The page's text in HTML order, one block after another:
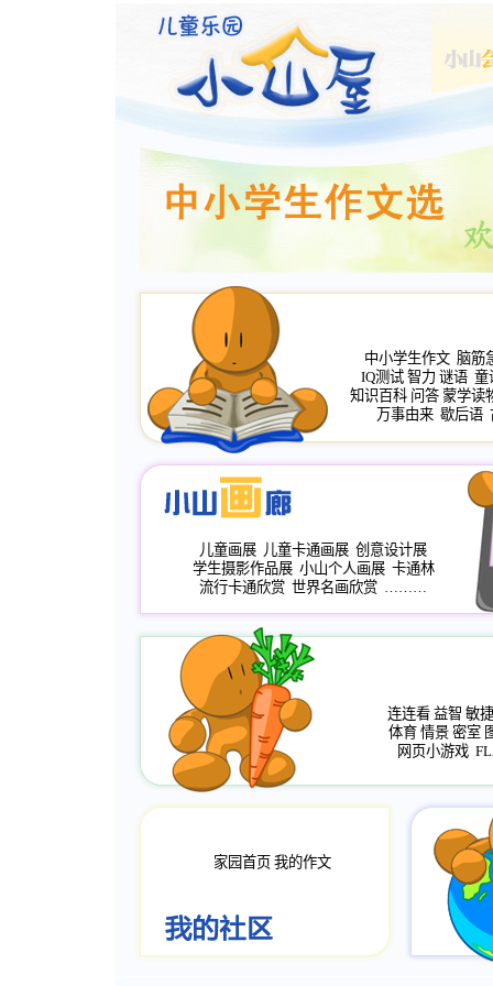
中小学生作文 脑筋
IQ测试 智力 谜语 童
知识百科 问答 蒙学读
万事由来 歇后语
儿童画展 儿童卡通画展 创意设计展
学生摄影作品展 小山个人画展 卡通林
流行卡通欣赏 世界名画欣赏 ………
连连看 益智 敏捷
体育 情景 密室
网页小游戏
家园首页 我的作文